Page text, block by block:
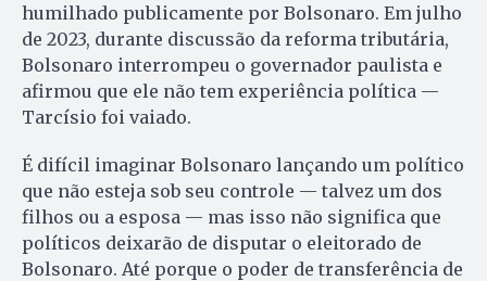
humilhado publicamente por Bolsonaro. Em julho
de 2023, durante discussão da reforma tributária,
Bolsonaro interrompeu o governador paulista e
afirmou que ele não tem experiência política —
Tarcísio foi vaiado.
É difícil imaginar Bolsonaro lançando um político
que não esteja sob seu controle — talvez um dos
filhos ou a esposa — mas isso não significa que
políticos deixarão de disputar o eleitorado de
Bolsonaro. Até porque o poder de transferência de